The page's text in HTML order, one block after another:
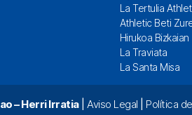
La Tertulia
Athletic Beti
Hirukoa Bizkaian
La Traviata
La Santa Misa
– Herri Irratia| Aviso Legal Política